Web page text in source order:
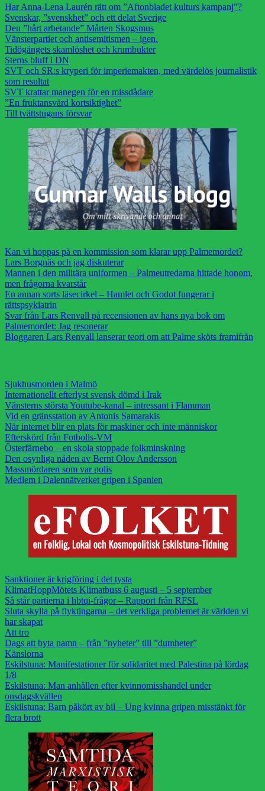
Har Anna-Lena Laurén rätt om ”Aftonbladet kulturs kampanj”?
Svenskar, ”svenskhet” och ett delat Sverige
Den ”hårt arbetande” Mårten Skogsmus
Vänsterpartiet och antisemitismen – igen.
Tidögängets skamlöshet och krumbukter
Sterns bluff i DN
SVT och SR:s kryperi för imperiemakten, med värdelös journalistik
som resultat
SVT krattar manegen för en missdådare
”En fruktansvärd kortsiktighet”
Till tvättstugans försvar
Kan vi hoppas på en kommission som klarar upp Palmemordet?
Lars Borgnäs och jag diskuterar
Mannen i den militära uniformen – Palmeutredarna hittade honom,
men frågorna kvarstår
En annan sorts läsecirkel – Hamlet och Godot fungerar i
rättspsykiatrin
Svar från Lars Renvall på recensionen av hans nya bok om
Palmemordet: Jag resonerar
Bloggaren Lars Renvall lanserar teori om att Palme sköts framifrån
Sjukhusmorden i Malmö
Internationellt efterlyst svensk dömd i Irak
Vänsterns största Youtube-kanal – intressant i Flamman
Vid en gränsstation av Antonis Samarakis
När internet blir en plats för maskiner och inte människor
Efterskörd från Fotbolls-VM
Österfärnebo – en skola stoppade folkminskning
Den osynliga nåden av Bernt Olov Andersson
Massmördaren som var polis
Medlem i Dalennätverket gripen i Spanien
Sanktioner är krigföring i det tysta
KlimatHoppMötets Klimatbuss 6 augusti – 5 september
Så står partierna i hbtqi-frågor – Rapport från RFSL
Sluta skylla på flyktingarna – det verkliga problemet är världen vi
har skapat
Att tro
Dags att byta namn – från ”nyheter” till ”dumheter”
Känslorna
Eskilstuna: Manifestationer för solidaritet med Palestina på lördag
1/8
Eskilstuna: Man anhållen efter kvinnomisshandel under
onsdagskvällen
Eskilstuna: Barn påkört av bil – Ung kvinna gripen misstänkt för
flera brott